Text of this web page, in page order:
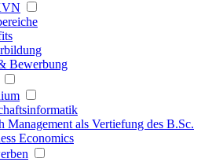
Bewerbung
Management als Vertiefung des B.Sc.
Economics